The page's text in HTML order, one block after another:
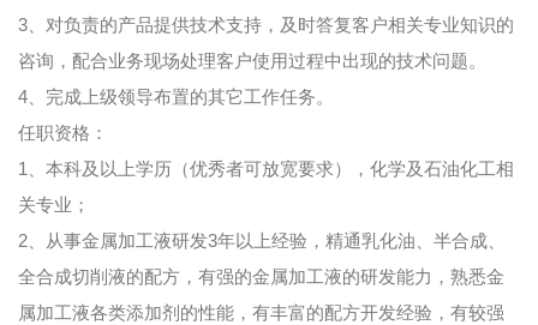
3、对负责的产品提供技术支持，及时答复客户相关专业知识的
咨询，配合业务现场处理客户使用过程中出现的技术问题。
4、完成上级领导布置的其它工作任务。
任职资格：
1、本科及以上学历（优秀者可放宽要求），化学及石油化工相
关专业；
2、从事金属加工液研发3年以上经验，精通乳化油、半合成、
全合成切削液的配方，有强的金属加工液的研发能力，熟悉金
属加工液各类添加剂的性能，有丰富的配方开发经验，有较强